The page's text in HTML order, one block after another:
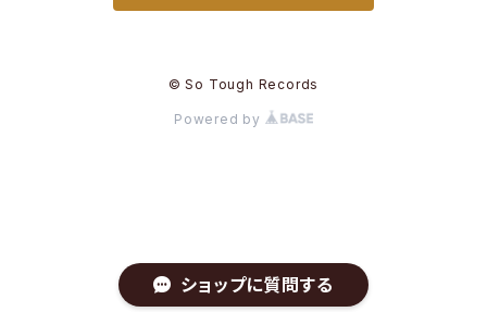
ショップに質問する
© So Tough Records
Powered by